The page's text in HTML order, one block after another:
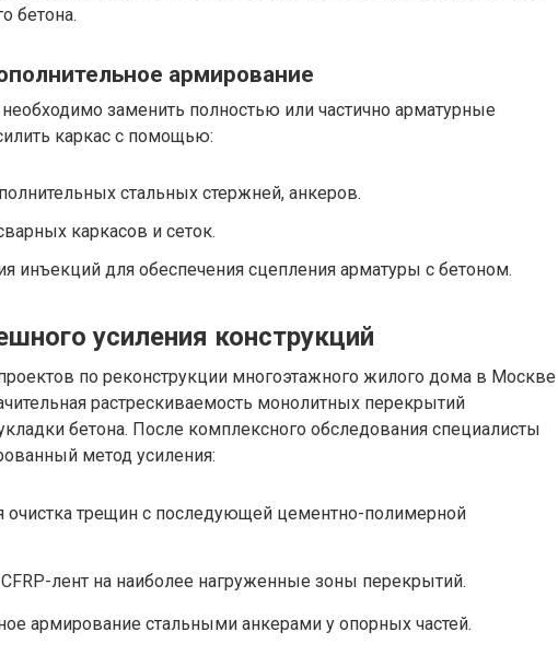
бетона.
армирование
необходимо заменить полностью или частично арматурные
каркас с помощью:
стальных стержней, анкеров.
каркасов и сеток.
инъекций для обеспечения сцепления арматуры с бетоном.
усиления конструкций
по реконструкции многоэтажного жилого дома в Москве
растрескиваемость монолитных перекрытий
бетона. После комплексного обследования специалисты
метод усиления:
очистка трещин с последующей цементно-полимерной
лент на наиболее нагруженные зоны перекрытий.
армирование стальными анкерами у опорных частей.